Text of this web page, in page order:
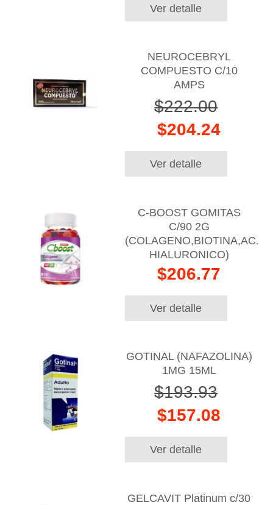
Ver detalle
NEUROCEBRYL
COMPUESTO C/10
AMPS
$222.00
$204.24
Ver detalle
C-BOOST GOMITAS
C/90 2G
(COLAGENO,BIOTINA,AC.
HIALURONICO)
$206.77
Ver detalle
GOTINAL (NAFAZOLINA)
1MG 15ML
$193.93
$157.08
Ver detalle
GELCAVIT Platinum c/30